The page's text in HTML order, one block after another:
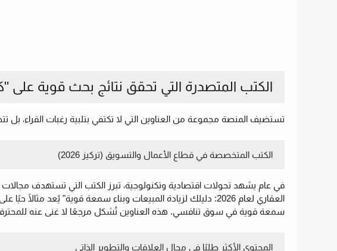
الكتب المتصدرة التي تحقق نتائج بحث قوية على
تستضيف المنصة مجموعة من العناوين التي لا تكتفي بتلبية رغبات القراء، بل
الكتب المتخصصة في قطاع الأعمال والتسويق (تركيز 2026)
العقاري لعام 2026: دليلك لزيادة المبيعات وبناء سمعة قوية" يُعد
سمعة قوية في سوق تنافسي. هذه العناوين تُشكل مرجعًا لا غنى عنه
المحتوى الأكثر طلبًا في مجال العلاقات والتطوير الذاتي